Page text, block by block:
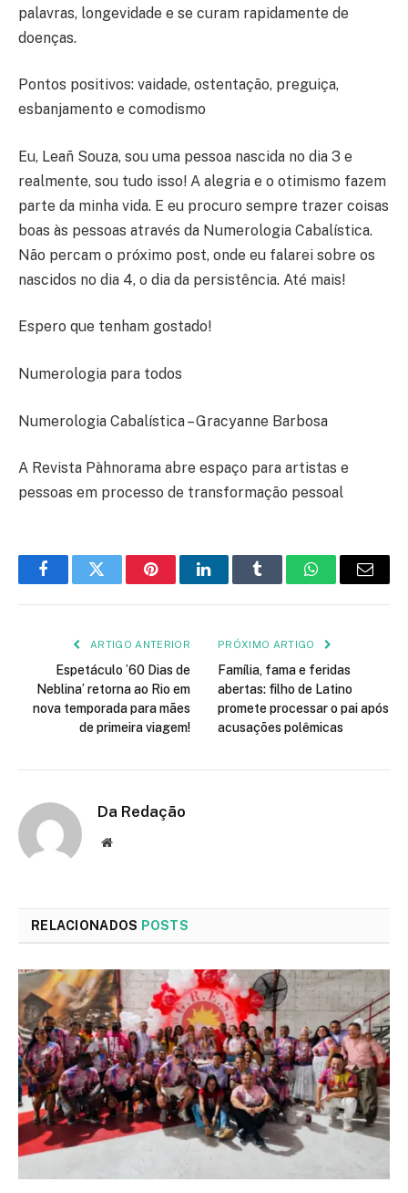
palavras, longevidade e se curam rapidamente de
doenças.
Pontos positivos: vaidade, ostentação, preguiça,
esbanjamento e comodismo
Eu, Leañ Souza, sou uma pessoa nascida no dia 3 e
realmente, sou tudo isso! A alegria e o otimismo fazem
parte da minha vida. E eu procuro sempre trazer coisas
boas às pessoas através da Numerologia Cabalística.
Não percam o próximo post, onde eu falarei sobre os
nascidos no dia 4, o dia da persistência. Até mais!
Espero que tenham gostado!
Numerologia para todos
Numerologia Cabalística – Gracyanne Barbosa
A Revista Pàhnorama abre espaço para artistas e
pessoas em processo de transformação pessoal
FacebookTwitter PinterestLinkedInTumblr WhatsApp
E-
ARTIGO ANTERIOR
Espetáculo ’60 Dias de
Neblina’ retorna ao Rio em
nova temporada para mães
de primeira viagem!
PRÓXIMO ARTIGO
Família, fama e feridas
abertas: filho de Latino
promete processar o pai após
acusações polêmicas
Da Redação
Site
RELACIONADOS POSTS